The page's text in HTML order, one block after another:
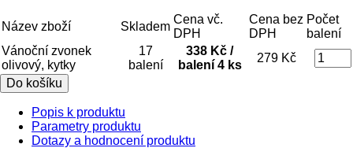
Název zboží Skladem
Cena vč.
DPH
Cena bez
DPH
Počet
balení
Vánoční zvonek
olivový, kytky
17
balení
338 Kč /
balení 4 ks
279 Kč
Popis k produktu
Parametry produktu
Dotazy a hodnocení produktu